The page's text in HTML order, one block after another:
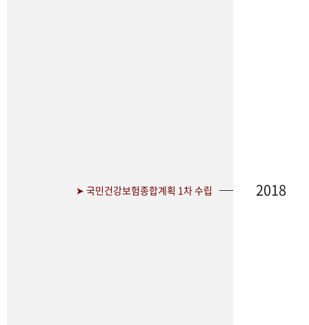
➤ 국민건강보험종합계획 1차 수립 2018